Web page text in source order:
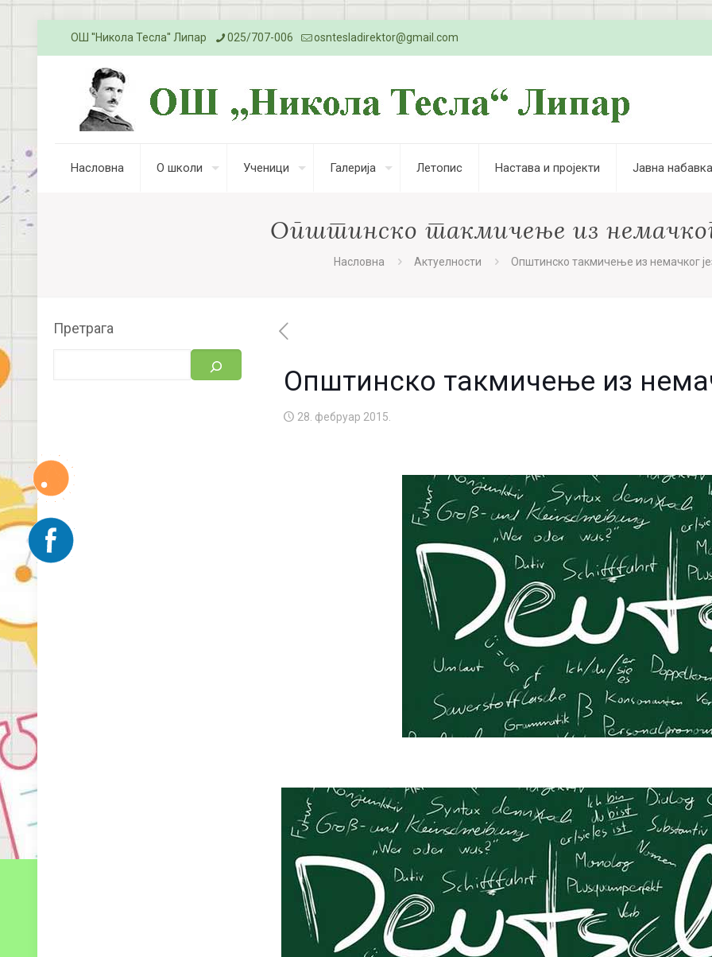
ОШ ''Никола Тесла'' Липар 025/707-006 osntesladirektor@gmail.com
Насловна О школи Ученици Галерија Летопис Настава и пројекти Јавна набавка
Општинско такмичење из немачког
Насловна Актуелности Општинско такмичење из немачког
Општинско такмичење из
28. фебруар 2015.
Претрага